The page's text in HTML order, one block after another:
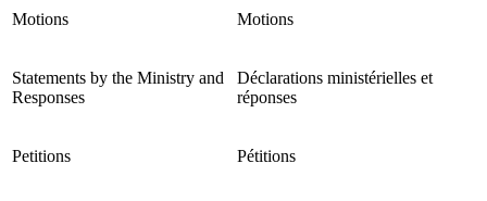
Motions Motions
Statements by the Ministry and
Responses
Déclarations ministérielles et
réponses
Petitions Pétitions